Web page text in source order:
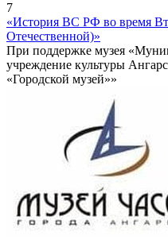
7
«История ВС РФ во время
Отечественной)»
При поддержке музея
учреждение культуры
«Городской музей»»